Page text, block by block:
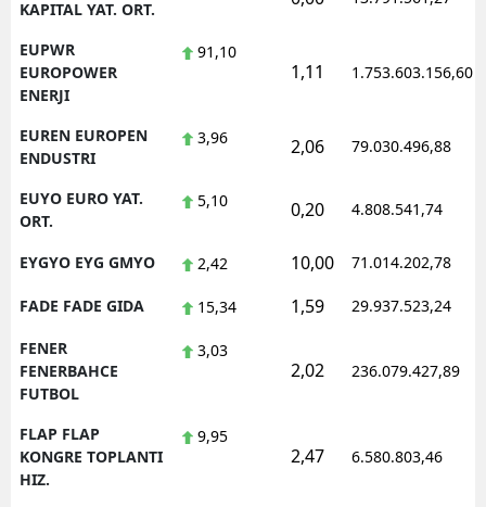
KAPITAL YAT. ORT.
EUPWR
EUROPOWER
ENERJI
91,10
1,11 1.753.603.156,60
EUREN EUROPEN
ENDUSTRI
3,96 2,06 79.030.496,88
EUYO EURO YAT.
ORT.
5,10 0,20 4.808.541,74
EYGYO EYG GMYO 2,42 10,00 71.014.202,78
FADE FADE GIDA 15,34 1,59 29.937.523,24
FENER
FENERBAHCE
FUTBOL
3,03
2,02 236.079.427,89
FLAP FLAP
KONGRE TOPLANTI
HIZ.
9,95
2,47 6.580.803,46